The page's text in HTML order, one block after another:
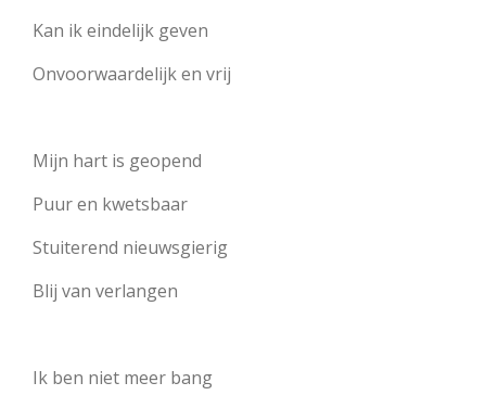
Kan ik eindelijk geven
Onvoorwaardelijk en vrij
Mijn hart is geopend
Puur en kwetsbaar
Stuiterend nieuwsgierig
Blij van verlangen
Ik ben niet meer bang